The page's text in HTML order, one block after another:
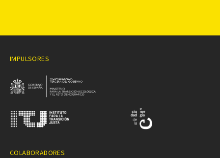
IMPULSORES
COLABORADORES